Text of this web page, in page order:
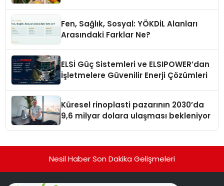
Fen, Sağlık, Sosyal: YÖKDİL Alanları
Arasındaki Farklar Ne?
ELSİ Güç Sistemleri ve ELSIPOWER’dan
İşletmelere Güvenilir Enerji Çözümleri
Küresel rinoplasti pazarının 2030’da
9,6 milyar dolara ulaşması bekleniyor
Nesil Haber Son Dakika Gelişmeleri